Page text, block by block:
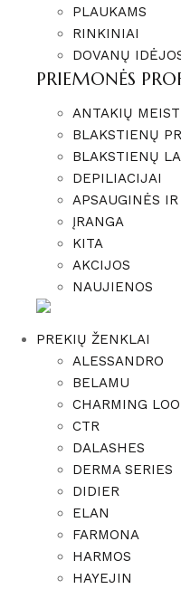
PLAUKAMS
RINKINIAI
DOVANŲ
PRIEMONĖS
ANTAKIŲ
BLAKSTIENŲ
BLAKSTIENŲ
DEPILIACIJAI
APSAUGINĖS
ĮRANGA
KITA
AKCIJOS
NAUJIENOS
PREKIŲ ŽENKLAI
ALESSANDRO
BELAMU
CHARMING
CTR
DALASHES
DERMA SERIES
DIDIER
ELAN
FARMONA
HARMOS
HAYEJIN